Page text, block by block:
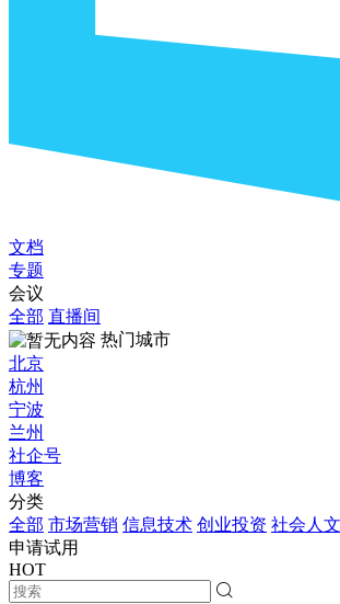
文档
专题
会议
全部 直播间
热门城市
北京
杭州
宁波
兰州
社企号
博客
分类
全部 市场营销 信息技术 创业投资 社会人文
申请试用
HOT